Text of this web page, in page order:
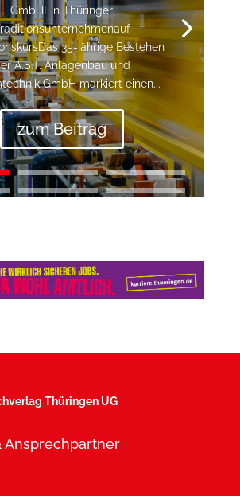
GmbHEin Thüringer
35-jährige Bestehen
A.S.T. Anlagenbau und
GmbH markiert einen...
zum Beitrag
Thüringen UG
Ansprechpartner